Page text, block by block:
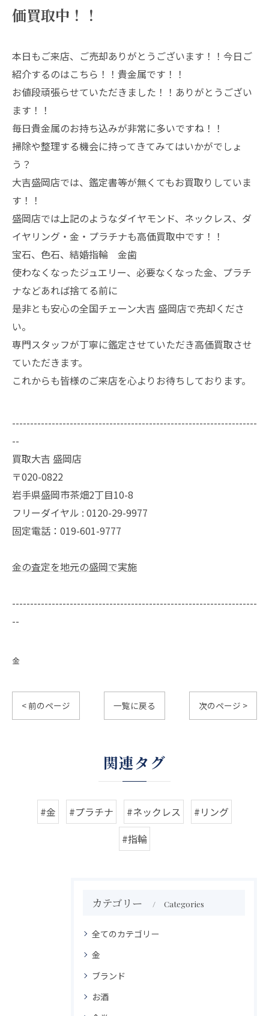
価買取中！！
本日もご来店、ご売却ありがとうございます！！今日ご
紹介するのはこちら！！貴金属です！！
お値段頑張らせていただきました！！ありがとうござい
ます！！
毎日貴金属のお持ち込みが非常に多いですね！！
掃除や整理する機会に持ってきてみてはいかがでしょ
う？
大吉盛岡店では、鑑定書等が無くてもお買取りしていま
す！！
盛岡店では上記のようなダイヤモンド、ネックレス、ダ
イヤリング・金・プラチナも高価買取中です！！
宝石、色石、結婚指輪 金歯
使わなくなったジュエリー、必要なくなった金、プラチ
ナなどあれば捨てる前に
是非とも安心の全国チェーン大吉 盛岡店で売却くださ
い。
専門スタッフが丁寧に鑑定させていただき高価買取させ
ていただきます。
これからも皆様のご来店を心よりお待ちしております。
--------------------------------------------------------------------
--
買取大吉 盛岡店
〒020-0822
岩手県盛岡市茶畑2丁目10-8
フリーダイヤル : 0120-29-9977
固定電話：019-601-9777
金の査定を地元の盛岡で実施
--------------------------------------------------------------------
--
金
< 前のページ 一覧に戻る 次のページ >
関連タグ
#金 #プラチナ #ネックレス
#リング
#指輪
カテゴリー Categories
全てのカテゴリー
金
ブランド
お酒